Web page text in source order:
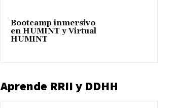
Bootcamp inmersivo
en HUMINT y Virtual
HUMINT
Aprende RRII y DDHH